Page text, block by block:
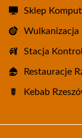
Sklep
Wulkanizacja
Stacja
Restauracje
Kebab